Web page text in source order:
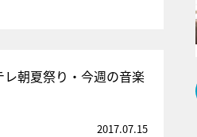
朝夏祭り・今週の音楽
2017.07.15